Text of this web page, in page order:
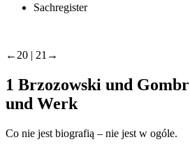
Sachregister
←20 | 21→
1 Brzozowski und
und Werk
Co nie jest biografią – nie jest w ogóle.